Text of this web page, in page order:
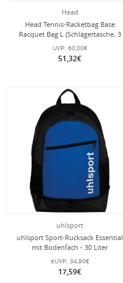
Head
Head Tennis-Racketbag Base
Racquet Bag L (Schlägertasche, 3
Hauptfächer) 2025 navyblau 9er
UVP: 60,00€
51,32€
uhlsport
uhlsport Sport-Rucksack Essential
mit Bodenfach - 30 Liter
eUVP: 34,90€
17,59€